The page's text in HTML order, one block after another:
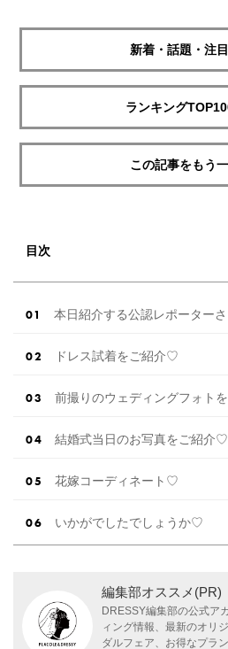
新着・話題・注
ランキング
この記事をもう
目次
本日紹介する公認レポーター
ドレス試着をご紹介♡
前撮りのウェディングフォト
結婚式当日のお写真をご紹介♡
花嫁コーディネート♡
いかがでしたでしょうか♡
編集部オススメ(PR)
DRESSY編集部の公式ア
ィング情報、最新のオリ
ダルフェア、お得なプラ